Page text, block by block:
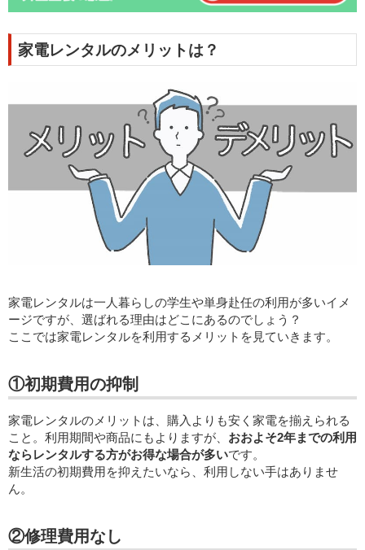
家電レンタルのメリットは？
家電レンタルは一人暮らしの学生や単身赴任の利用が多いイメ
ージですが、選ばれる理由はどこにあるのでしょう？
ここでは家電レンタルを利用するメリットを見ていきます。
①初期費用の抑制
家電レンタルのメリットは、購入よりも安く家電を揃えられる
こと。利用期間や商品にもよりますが、 おおよそ2年までの利用
ならレンタルする方がお得な場合が多いです。
新生活の初期費用を抑えたいなら、利用しない手はありませ
ん。
②修理費用なし